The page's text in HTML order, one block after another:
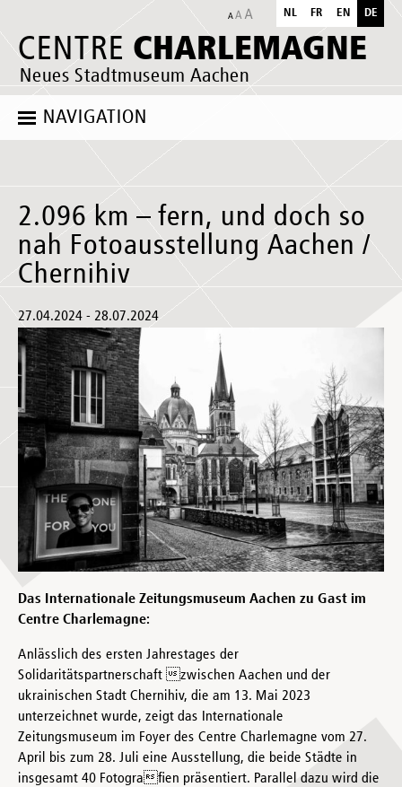
CENTRE CHARLEMAGNE
Neues Stadtmuseum Aachen
NL FR EN DE
NAVIGATION
2.096 km – fern, und doch so
nah Fotoausstellung Aachen /
Chernihiv
27.04.2024 - 28.07.2024
Das Internationale Zeitungsmuseum Aachen zu Gast im
Centre Charlemagne:
Anlässlich des ersten Jahrestages der
Solidaritätspartnerschaft zwischen Aachen und der
ukrainischen Stadt Chernihiv, die am 13. Mai 2023
unterzeichnet wurde, zeigt das Internationale
Zeitungsmuseum im Foyer des Centre Charlemagne vom 27.
April bis zum 28. Juli eine Ausstellung, die beide Städte in
insgesamt 40 Fotografien präsentiert. Parallel dazu wird die